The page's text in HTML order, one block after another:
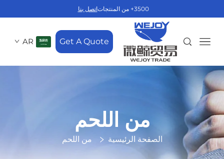
3500+ من المنتجات اتصل بنا
Get A Quote
AR
من اللحم
الصفحة الرئيسية من اللحم